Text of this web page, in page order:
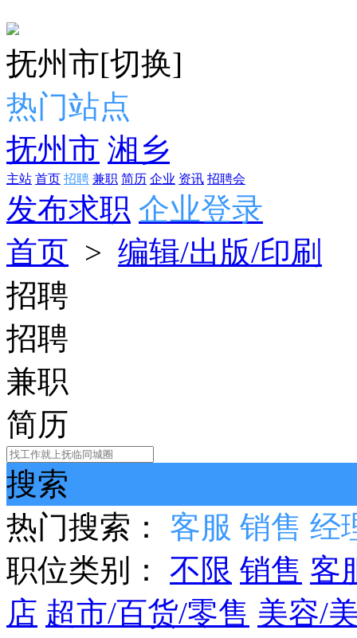
抚州市[切换]
热门站点
抚州市 湘乡
主站 首页 招聘 兼职 简历 企业 资讯 招聘会
发布求职 企业登录
首页 > 编辑/出版/印刷
招聘
招聘
兼职
简历
搜索
热门搜索：
客服 销售 经
职位类别：
不限 销售 客
店 超市/百货/零售 美容/